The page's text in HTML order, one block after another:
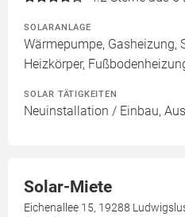
SOLARANLAGE
Wärmepumpe, Gasheizung,
Heizkörper,
SOLAR TÄTIGKEITEN
Neuinstallation / Einbau,
Solar-Miete
Eichenallee 15, 19288